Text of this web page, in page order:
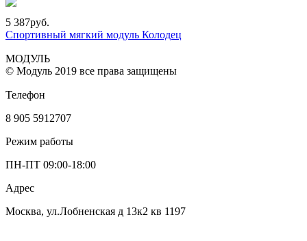
5 387руб.
Спортивный мягкий модуль Колодец
МОДУЛЬ
© Модуль 2019 все права защищены
Телефон
8 905 5912707
Режим работы
ПН-ПТ 09:00-18:00
Адрес
Москва, ул.Лобненская д 13к2 кв 1197